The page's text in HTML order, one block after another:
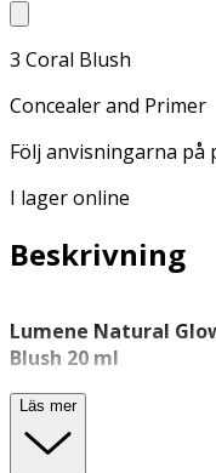
3 Coral Blush
Concealer and Primer
Följ anvisningarna
I lager online
Beskrivning
Lumene Natural
Blush 20 ml
Lätt gelcreme som
lyster, utvecklad för
blandas med
Läs mer